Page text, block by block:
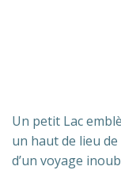
Un petit Lac
un haut de lieu
d’un voyage